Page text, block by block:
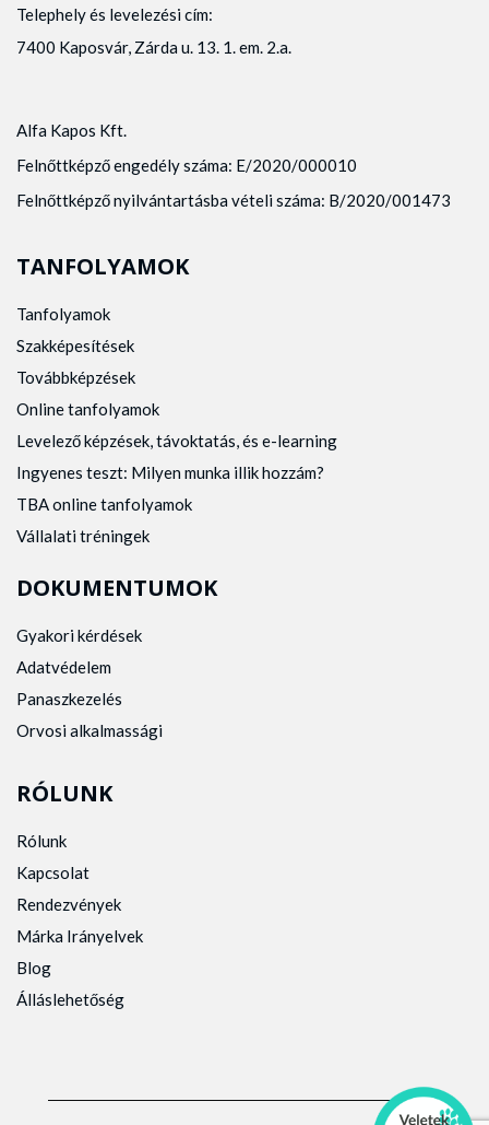
Telephely és levelezési cím:
7400 Kaposvár, Zárda u. 13. 1. em. 2.a.
Alfa Kapos Kft.
Felnőttképző engedély száma: E/2020/000010
Felnőttképző nyilvántartásba vételi száma: B/2020/001473
TANFOLYAMOK
Tanfolyamok
Szakképesítések
Továbbképzések
Online tanfolyamok
Levelező képzések, távoktatás, és e-learning
Ingyenes teszt: Milyen munka illik hozzám?
TBA online tanfolyamok
Vállalati tréningek
DOKUMENTUMOK
Gyakori kérdések
Adatvédelem
Panaszkezelés
Orvosi alkalmassági
RÓLUNK
Rólunk
Kapcsolat
Rendezvények
Márka Irányelvek
Blog
Álláslehetőség